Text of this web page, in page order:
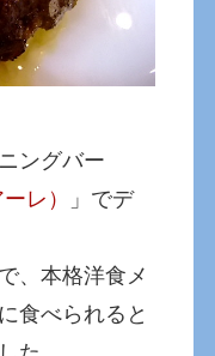
ングバー
レ）
」でデ
、本格洋食メ
食べられると